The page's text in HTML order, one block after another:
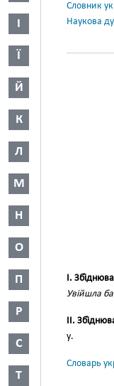
І
Ї
Й
К
Л
М
Н
О
П
Р
С
Т
Словник
Наукова
I.
Увійшла
II.
у.
Словарь